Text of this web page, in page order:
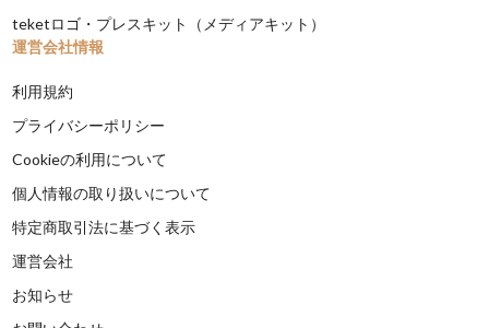
teketロゴ・プレスキット（メディアキット）
運営会社情報
利用規約
プライバシーポリシー
Cookieの利用について
個人情報の取り扱いについて
特定商取引法に基づく表示
運営会社
お知らせ